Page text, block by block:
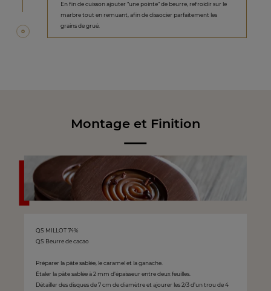
En fin de cuisson ajouter “une pointe” de beurre, refroidir sur le
marbre tout en remuant, afin de dissocier parfaitement les
grains de grué.
Montage et Finition
QS MILLOT 74%
QS Beurre de cacao
Préparer la pâte sablée, le caramel et la ganache.
Étaler la pâte sablée à 2 mm d’épaisseur entre deux feuilles.
Détailler des disques de 7 cm de diamètre et ajourer les 2/3 d’un trou de 4